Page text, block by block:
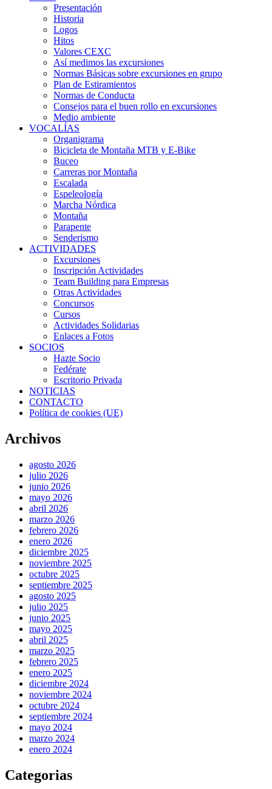
Presentación
Historia
Logos
Hitos
Valores CEXC
Así medimos las excursiones
Normas Básicas sobre excursiones en grupo
Plan de Estiramientos
Normas de Conducta
Consejos para el buen rollo en excursiones
Medio ambiente
VOCALÍAS
Organigrama
Bicicleta de Montaña MTB y E-Bike
Buceo
Carreras por Montaña
Escalada
Espeleología
Marcha Nórdica
Montaña
Parapente
Senderismo
ACTIVIDADES
Excursiones
Inscripción Actividades
Team Building para Empresas
Otras Actividades
Concursos
Cursos
Actividades Solidarias
Enlaces a Fotos
SOCIOS
Hazte Socio
Fedérate
Escritorio Privada
NOTICIAS
CONTACTO
Política de cookies (UE)
Archivos
agosto 2026
julio 2026
junio 2026
mayo 2026
abril 2026
marzo 2026
febrero 2026
enero 2026
diciembre 2025
noviembre 2025
octubre 2025
septiembre 2025
agosto 2025
julio 2025
junio 2025
mayo 2025
abril 2025
marzo 2025
febrero 2025
enero 2025
diciembre 2024
noviembre 2024
octubre 2024
septiembre 2024
mayo 2024
marzo 2024
enero 2024
Categorias